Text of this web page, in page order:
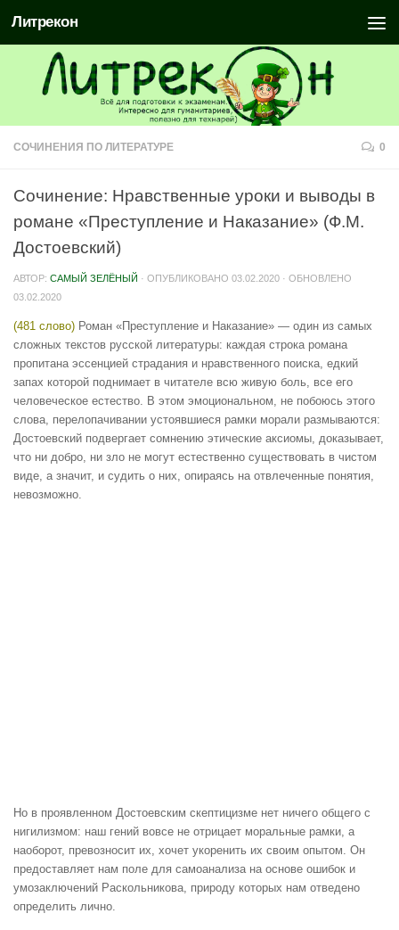
Литрекон
СОЧИНЕНИЯ ПО ЛИТЕРАТУРЕ 0
Сочинение: Нравственные уроки и выводы в
романе «Преступление и Наказание» (Ф.М.
Достоевский)
АВТОР: САМЫЙ ЗЕЛЁНЫЙ · ОПУБЛИКОВАНО 03.02.2020 · ОБНОВЛЕНО
03.02.2020
(481 слово) Роман «Преступление и Наказание» — один из самых
сложных текстов русской литературы: каждая строка романа
пропитана эссенцией страдания и нравственного поиска, едкий
запах которой поднимает в читателе всю живую боль, все его
человеческое естество. В этом эмоциональном, не побоюсь этого
слова, перелопачивании устоявшиеся рамки морали размываются:
Достоевский подвергает сомнению этические аксиомы, доказывает,
что ни добро, ни зло не могут естественно существовать в чистом
виде, а значит, и судить о них, опираясь на отвлеченные понятия,
невозможно.
Но в проявленном Достоевским скептицизме нет ничего общего с
нигилизмом: наш гений вовсе не отрицает моральные рамки, а
наоборот, превозносит их, хочет укоренить их своим опытом. Он
предоставляет нам поле для самоанализа на основе ошибок и
умозаключений Раскольникова, природу которых нам отведено
определить лично.